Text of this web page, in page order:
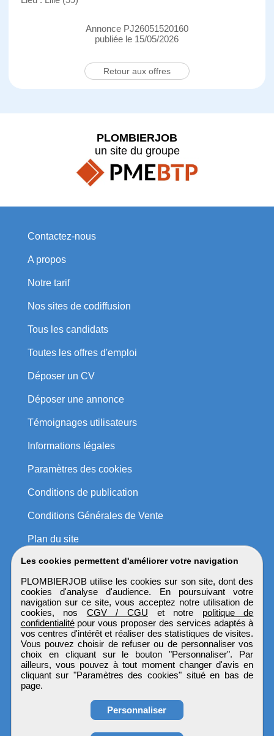
Annonce PJ26051520160
publiée le 15/05/2026
Retour aux offres
Les cookies permettent d'améliorer votre navigation
PLOMBIERJOB utilise les cookies sur son site, dont des
cookies d'analyse d'audience. En poursuivant votre
navigation sur ce site, vous acceptez notre utilisation de
cookies, nos CGV / CGU et notre politique de
confidentialitépour vous proposer des services adaptés à
vos centres d'intérêt et réaliser des statistiques de visites.
Vous pouvez choisir de refuser ou de personnaliser vos
choix en cliquant sur le bouton "Personnaliser". Par
ailleurs, vous pouvez à tout moment changer d'avis en
cliquant sur "Paramètres des cookies" situé en bas de
page.
Personnaliser
PLOMBIERJOB
un site du groupe
Contactez-nous
A propos
Notre tarif
Nos sites de codiffusion
Tous les candidats
Toutes les offres d'emploi
Déposer un CV
Déposer une annonce
Témoignages utilisateurs
Informations légales
Paramètres des cookies
Conditions de publication
Conditions Générales de Vente
Plan du site